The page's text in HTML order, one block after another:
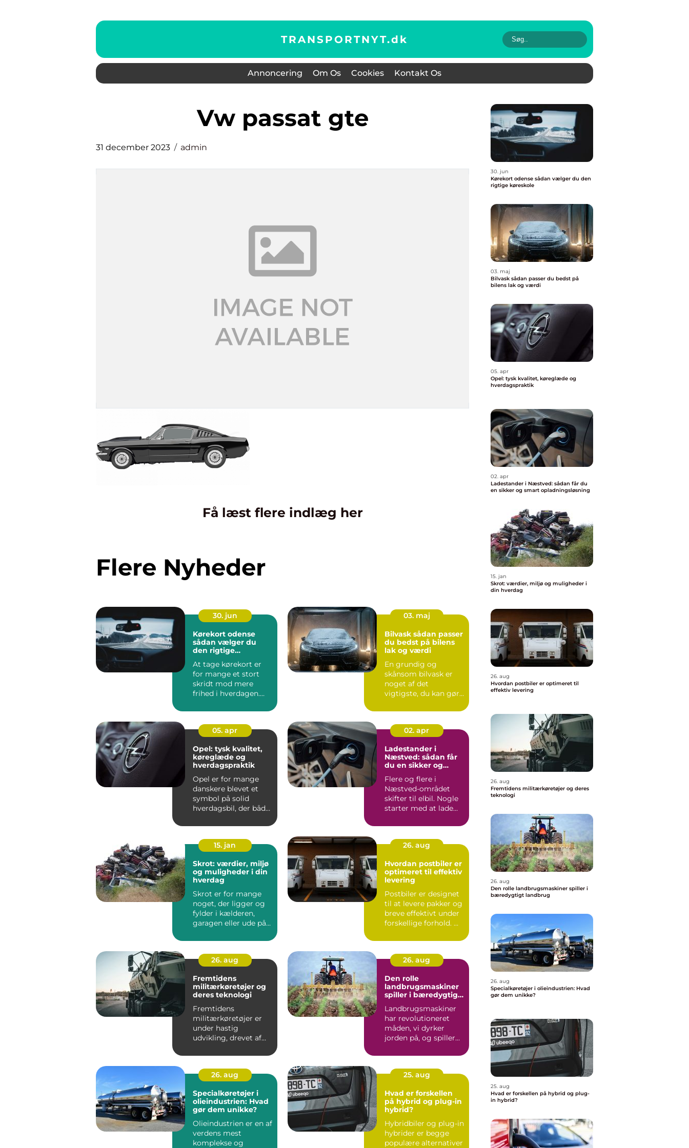
TRANSPORTNYT.dk
Annoncering Om Os Cookies Kontakt Os
vw passat gte
31 december 2023 admin
Få læst flere indlæg her
Flere Nyheder
30. jun
Kørekort odense
sådan vælger du
den rigtige
At tage kørekort er
for mange et stort
skridt mod mere
frihed i hverdagen.
Odense, h...
03. maj
Bilvask sådan passer
du bedst på bilens
lak og værdi
En grundig og
skånsom bilvask er
noget af det
vigtigste, du kan gøre
og bevar...
05. apr
Opel: tysk kvalitet,
køreglæde og
hverdagspraktik
Opel er for mange
danskere blevet et
symbol på solid
hverdagsbil, der både
02. apr
Ladestander i
Næstved: sådan får
du en sikker og
opladningsløsning
Flere og flere i
Næstved-området
skifter til elbil. Nogle
starter med at lade
15. jan
Skrot: værdier, miljø
og muligheder i din
hverdag
Skrot er for mange
noget, der ligger og
fylder i kælderen,
garagen eller ude på
26. aug
Hvordan postbiler er
optimeret til effektiv
levering
Postbiler er designet
til at levere pakker og
breve effektivt under
forskellige forhold. De
26. aug
Fremtidens
militærkøretøjer og
deres teknologi
Fremtidens
militærkøretøjer er
under hastig
udvikling, drevet af
26. aug
Den rolle
landbrugsmaskiner
spiller i bæredygtigt
Landbrugsmaskiner
har revolutioneret
måden, vi dyrker
jorden på, og spiller
26. aug
Specialkøretøjer i
olieindustrien: Hvad
gør dem unikke?
Olieindustrien er en af
verdens mest
komplekse og
25. aug
Hvad er forskellen
på hybrid og plug-in
hybrid?
Hybridbiler og plug-in
hybrider er begge
populære alternativer
30. jun
Kørekort odense sådan vælger du den
rigtige køreskole
03. maj
Bilvask sådan passer du bedst på
bilens lak og værdi
05. apr
Opel: tysk kvalitet, køreglæde og
hverdagspraktik
02. apr
Ladestander i Næstved: sådan får du
en sikker og smart opladningsløsning
15. jan
Skrot: værdier, miljø og muligheder i
din hverdag
26. aug
Hvordan postbiler er optimeret til
effektiv levering
26. aug
Fremtidens militærkøretøjer og deres
teknologi
26. aug
Den rolle landbrugsmaskiner spiller i
bæredygtigt landbrug
26. aug
Specialkøretøjer i olieindustrien: Hvad
gør dem unikke?
25. aug
Hvad er forskellen på hybrid og plug-
in hybrid?